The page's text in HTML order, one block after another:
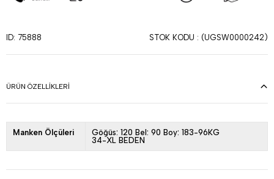
ID: 75888 STOK KODU (UGSW0000242)
ÜRÜN ÖZELLIKLERI
Manken Ölçüleri
Göğüs: 120 Bel: 90 Boy: 183-96KG
34-XL BEDEN